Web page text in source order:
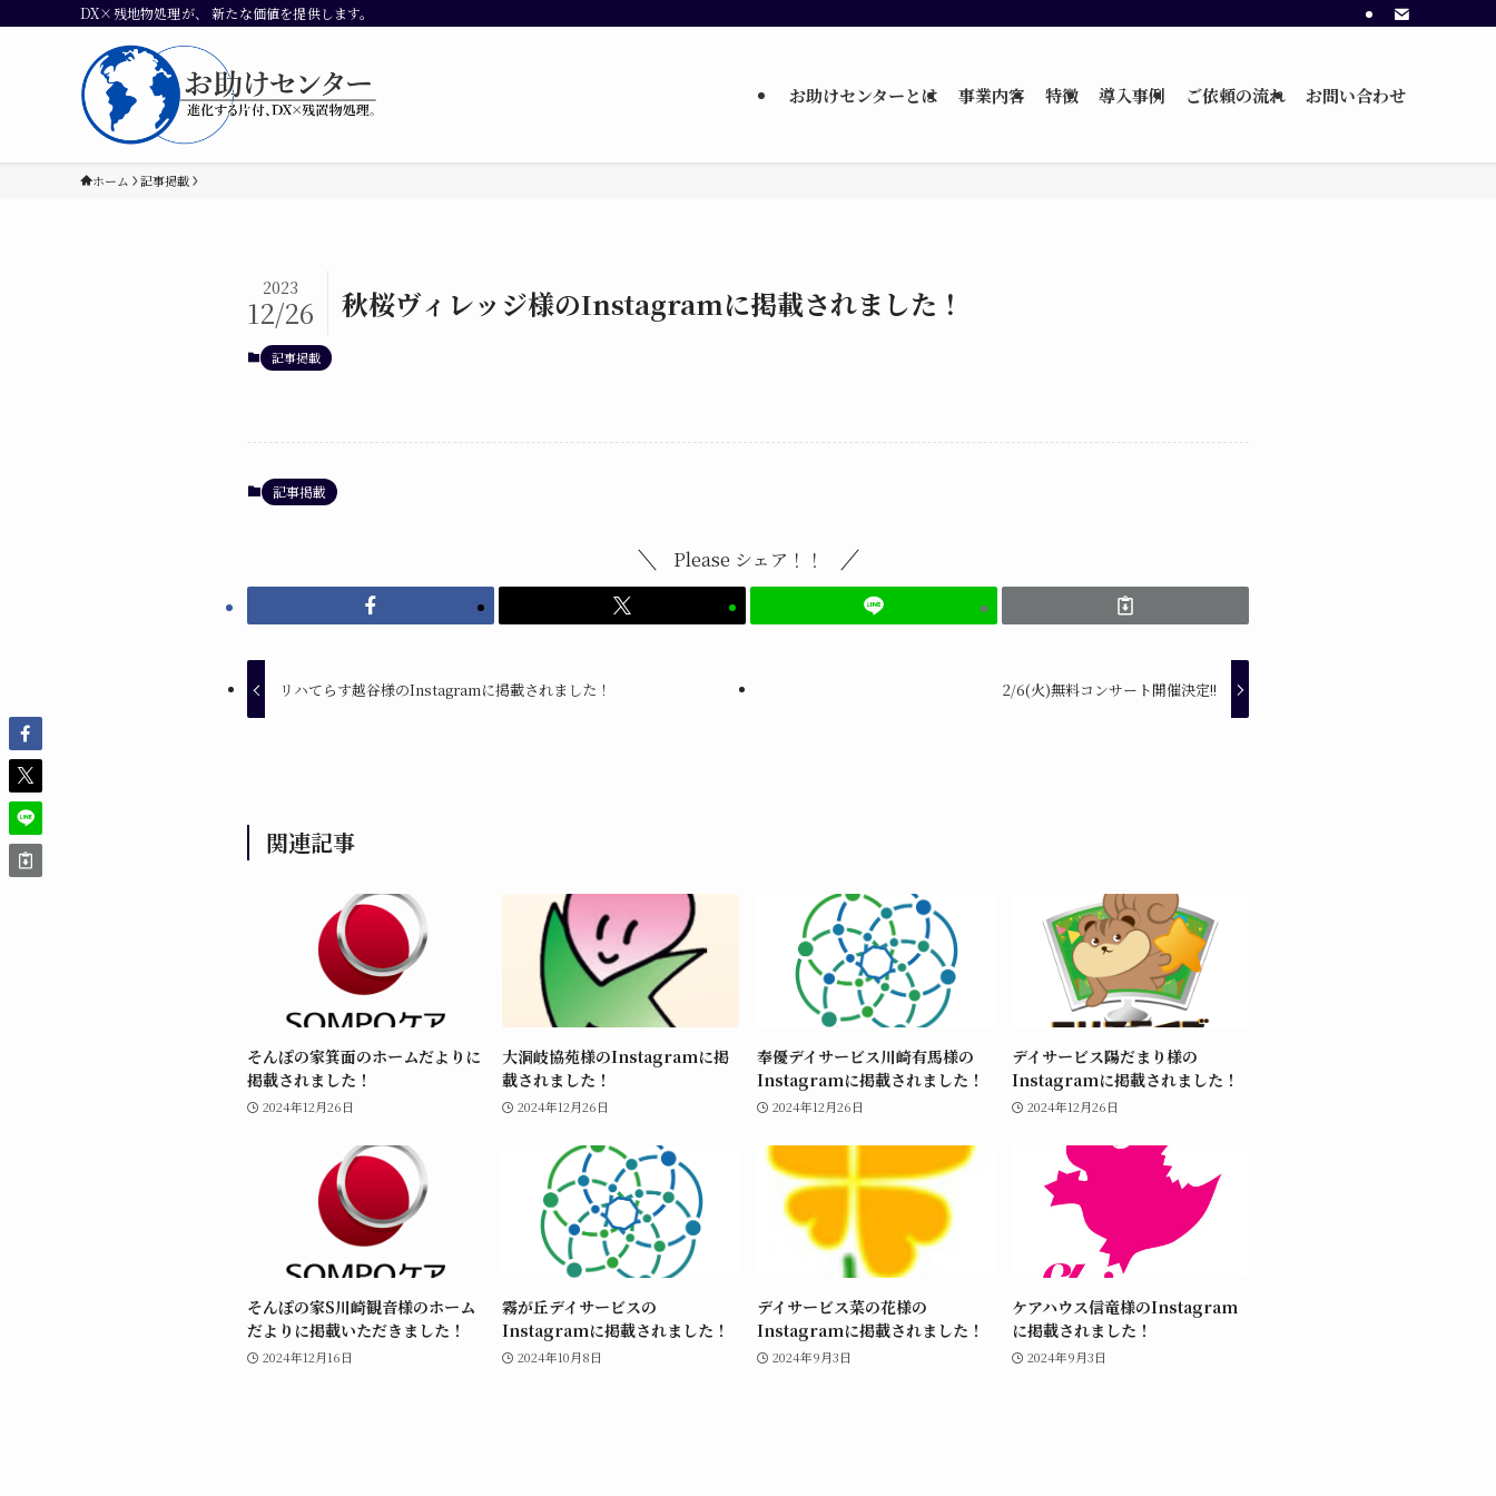
DX×残地物処理が、 新たな価値を提供します。
お助けセンターとは 事業内容 特徴 導入事例 ご依頼の流れ お問い合わせ
ホーム 記事掲載
秋桜ヴィレッジ様のInstagramに掲載されました！
2023
12/26
記事掲載
記事掲載
Please シェア！！
リハてらす越谷様のInstagramに掲載されました！ 2/6(火)無料コンサート開催決定!!
関連記事
そんぽの家箕面のホームだよりに
掲載されました！
2024年12月26日
大洞岐協苑様のInstagramに掲
載されました！
2024年12月26日
奉優デイサービス川崎有馬様の
Instagramに掲載されました！
2024年12月26日
デイサービス陽だまり様の
Instagramに掲載されました！
2024年12月26日
そんぽの家S川崎観音様のホーム
だよりに掲載いただきました！
2024年12月16日
霧が丘デイサービスの
Instagramに掲載されました！
2024年10月8日
デイサービス菜の花様の
Instagramに掲載されました！
2024年9月3日
ケアハウス信竜様のInstagram
に掲載されました！
2024年9月3日